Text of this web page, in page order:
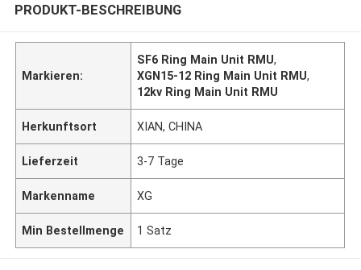
PRODUKT-BESCHREIBUNG
Markieren:
SF6 Ring Main Unit RMU,
XGN15-12 Ring Main Unit RMU,
12kv Ring Main Unit RMU
Herkunftsort XIAN, CHINA
Lieferzeit 3-7 Tage
Markenname XG
Min Bestellmenge 1 Satz